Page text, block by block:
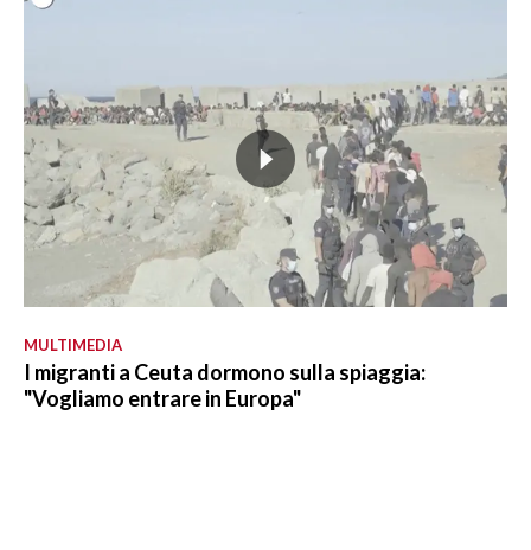
MULTIMEDIA
I migranti a Ceuta dormono sulla spiaggia:
"Vogliamo entrare in Europa"